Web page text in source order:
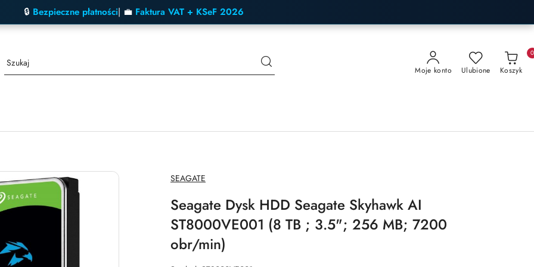
🔒 Bezpieczne płatności| 💼 Faktura VAT + KSeF 2026
Moje konto Ulubione Koszyk
0
NAZWA
PRODUCENTA:
SEAGATE
Seagate Dysk HDD Seagate Skyhawk AI
ST8000VE001 (8 TB ; 3.5"; 256 MB; 7200
obr/min)